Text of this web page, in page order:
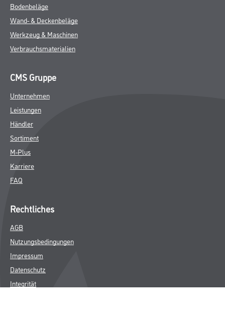
Bodenbeläge
Wand- & Deckenbeläge
Werkzeug & Maschinen
Verbrauchsmaterialien
CMS Gruppe
Unternehmen
Leistungen
Händler
Sortiment
M-Plus
Karriere
FAQ
Rechtliches
AGB
Nutzungsbedingungen
Impressum
Datenschutz
Integrität